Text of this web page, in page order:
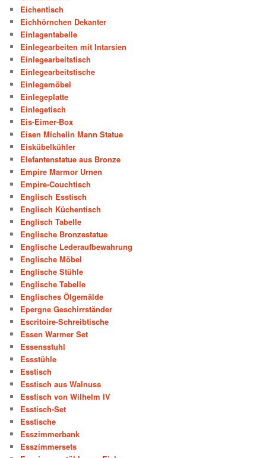
Eichentisch
Eichhörnchen Dekanter
Einlagentabelle
Einlegearbeiten mit Intarsien
Einlegearbeitstisch
Einlegearbeitstische
Einlegemöbel
Einlegeplatte
Einlegetisch
Eis-Eimer-Box
Eisen Michelin Mann Statue
Eiskübelkühler
Elefantenstatue aus Bronze
Empire Marmor Urnen
Empire-Couchtisch
Englisch Esstisch
Englisch Küchentisch
Englisch Tabelle
Englische Bronzestatue
Englische Lederaufbewahrung
Englische Möbel
Englische Stühle
Englische Tabelle
Englisches Ölgemälde
Epergne Geschirrständer
Escritoire-Schreibtische
Essen Warmer Set
Essensstuhl
Essstühle
Esstisch
Esstisch aus Walnuss
Esstisch von Wilhelm IV
Esstisch-Set
Esstische
Esszimmerbank
Esszimmersets